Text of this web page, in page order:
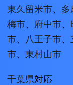
東久留米市、 多
梅市、 府中市、
市、 八王子市、
市、 東村山市
千葉県対応